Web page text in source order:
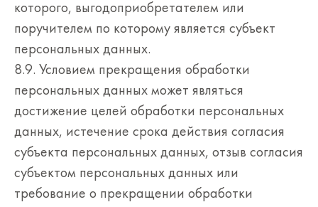
которого, выгодоприобретателем или
поручителем по которому является субъект
персональных данных.
8.9. Условием прекращения обработки
персональных данных может являться
достижение целей обработки персональных
данных, истечение срока действия согласия
субъекта персональных данных, отзыв согласия
субъектом персональных данных или
требование о прекращении обработки